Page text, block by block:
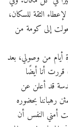
الثقة للسكان،
إلى كومة من
أي بعد عشرة أيام من وصولي، بعد
أنا أيضًا
قد أعلن عن
رهباننا بحضوره
أمني النفس أن